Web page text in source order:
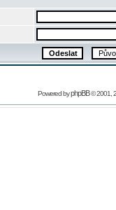
Powered byphpBB© 2001,